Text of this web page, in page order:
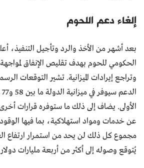
إلغاء دعم اللحوم
بعد أشهر من الأخذ والرد وتأجيل التنفيذ،
الحكومي للحوم بهدف تقليص الإنفاق
وتراجع إيرادات الميزانية. تشير التوقعات
الأولى. يضاف إلى ذلك ما ستوفره قرارات
عن خدمات ومواد استهلاكية، بما فيها الوقود
مجموع كل ذلك لن يحد من استمرار ارتفاع
يُتوقع وصوله إلى أكثر من أربعة مليارات دولار